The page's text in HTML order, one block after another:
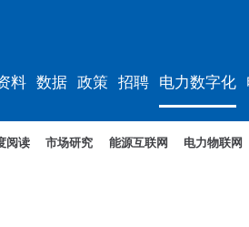
料 数据 政策 招聘 电力数字化
阅读 市场研究 能源互联网 电力物联网